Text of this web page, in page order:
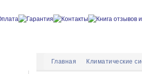
Главная Климатические